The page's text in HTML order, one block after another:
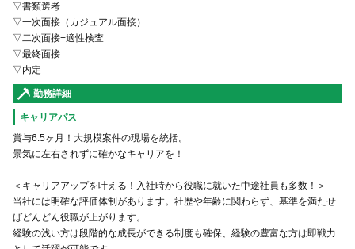
▽書類選考
▽一次面接（カジュアル面接）
▽二次面接+適性検査
▽最終面接
▽内定
勤務詳細
キャリアパス
賞与6.5ヶ月！大規模案件の現場を統括。
景気に左右されずに確かなキャリアを！
＜キャリアアップを叶える！入社時から役職に就いた中途社員も多数！＞
当社には明確な評価体制があります。社歴や年齢に関わらず、基準を満たせ
ばどんどん役職が上がります。
経験の浅い方は段階的な成長ができる制度も確保、経験の豊富な方は即戦力